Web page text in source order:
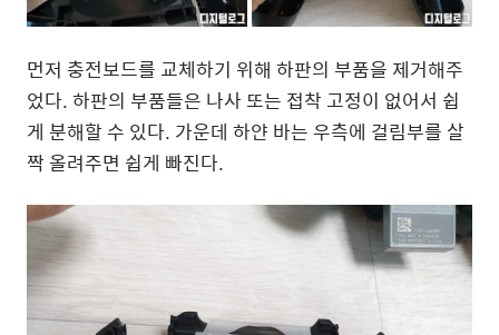
먼저 충전보드를 교체하기 위해 하판의 부품을 제거해주
었다. 하판의 부품들은 나사 또는 접착 고정이 없어서 쉽
게 분해할 수 있다. 가운데 하얀 바는 우측에 걸림부를 살
짝 올려주면 쉽게 빠진다.